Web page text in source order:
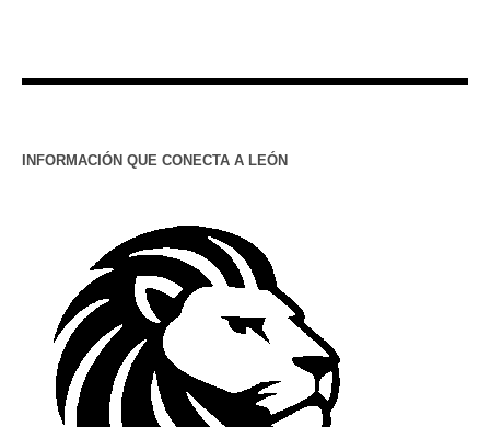
INFORMACIÓN QUE CONECTA A LEÓN